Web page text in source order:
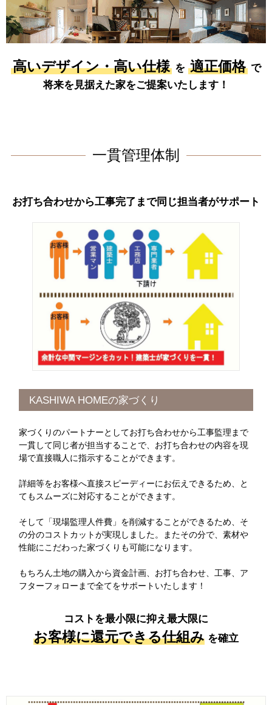
高いデザイン・高い仕様 を 適正価格 で
将来を見据えた家をご提案いたします！
一貫管理体制
お打ち合わせから工事完了まで同じ担当者がサポート
KASHIWA HOMEの家づくり
家づくりのパートナーとしてお打ち合わせから工事監理まで
一貫して同じ者が担当することで、お打ち合わせの内容を現
場で直接職人に指示することができます。
詳細等をお客様へ直接スピーディーにお伝えできるため、と
てもスムーズに対応することができます。
そして「現場監理人件費」を削減することができるため、そ
の分のコストカットが実現しました。またその分で、素材や
性能にこだわった家づくりも可能になります。
もちろん土地の購入から資金計画、お打ち合わせ、工事、ア
フターフォローまで全てをサポートいたします！
コストを最小限に抑え最大限に
お客様に還元できる仕組み を確立